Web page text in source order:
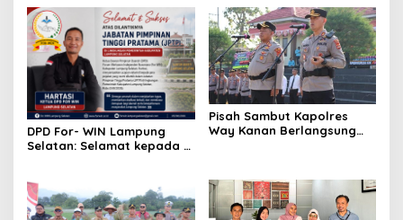
DPD For- WIN Lampung
Selatan: Selamat kepada 12
Pisah Sambut Kapolres
Way Kanan Berlangsung